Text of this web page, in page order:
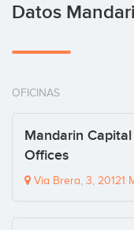
Datos
OFICINAS
Mandarin
Offices
Via Brera, 3, 20121